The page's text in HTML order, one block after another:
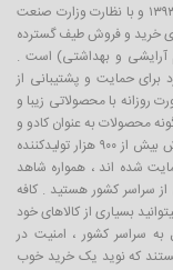
کافه کادو به عنوان پلتفرم آنلاین فروش محصولات از سال ۱۳۹۳ و با نظارت وزارت صنعت
خرید و فروش طیف گسترده
آرایشی و بهداشتی) است .
برای حمایت و پشتیبانی از
روزانه با محصولاتی زیبا و
محصولات به عنوان کادو و
هدیه برای عزیزان است . از آنجا که کافه کادو ، بازوی فروش بیش از ۹۰۰ هزار تولیدکننده
شده اند ، همواره شاهد
سراسر کشور هستید . کافه
بسیاری از کالاهای خود
سراسر کشور ، امنیت در
که نوید یک خرید خوب